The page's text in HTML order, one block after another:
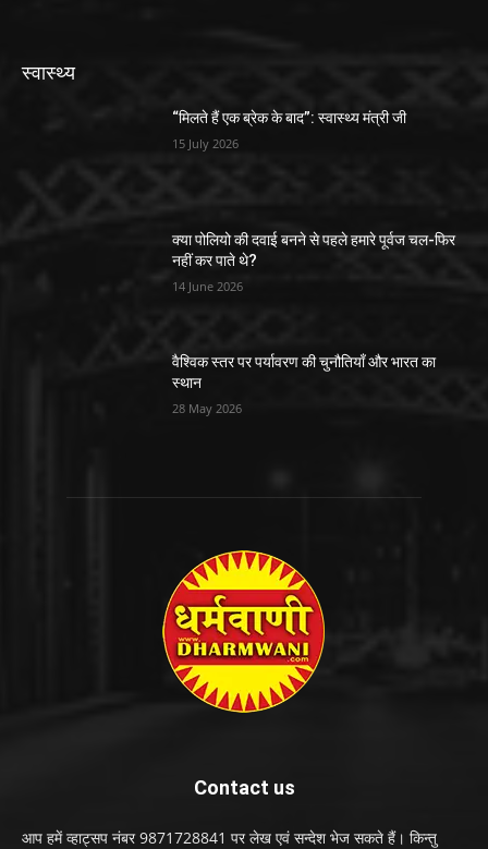
स्वास्थ्य
“मिलते हैं एक ब्रेक के बाद”: स्वास्थ्य मंत्री जी
15 July 2026
क्या पोलियो की दवाई बनने से पहले हमारे पूर्वज चल-फिर
नहीं कर पाते थे?
14 June 2026
वैश्विक स्तर पर पर्यावरण की चुनौतियाँ और भारत का
स्थान
28 May 2026
Contact us
आप हमें व्हाट्सप नंबर 9871728841 पर लेख एवं सन्देश भेज सकते हैं। किन्तु